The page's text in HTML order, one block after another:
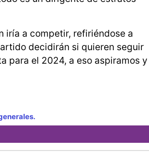
iría a competir, refiriéndose a
decidirán si quieren seguir
para el 2024, a eso aspiramos y